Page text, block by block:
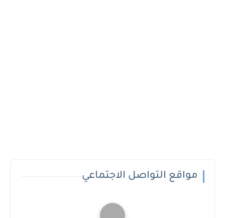
مواقع التواصل الاجتماعي